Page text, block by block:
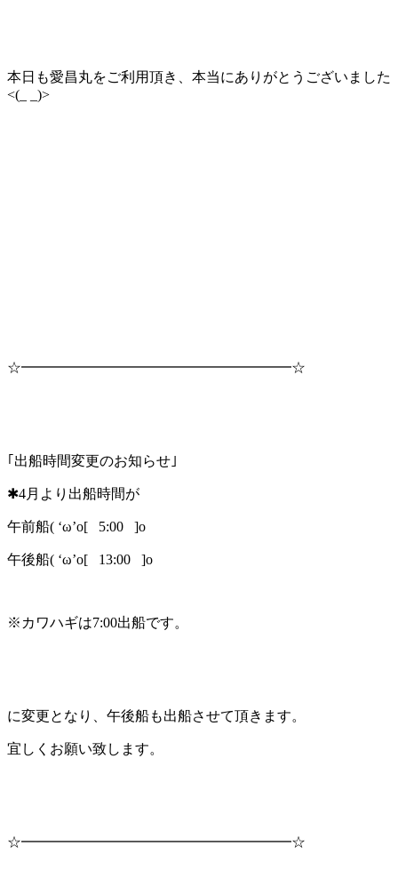
本日も愛昌丸をご利用頂き、本当にありがとうございました
<(_ _)>
☆━━━━━━━━━━━━━━━━━━━☆
｢出船時間変更のお知らせ｣
✱4月より出船時間が
午前船( ‘ω’o[ 5:00 ]o
午後船( ‘ω’o[ 13:00 ]o
※カワハギは7:00出船です。
に変更となり、午後船も出船させて頂きます。
宜しくお願い致します。
☆━━━━━━━━━━━━━━━━━━━☆